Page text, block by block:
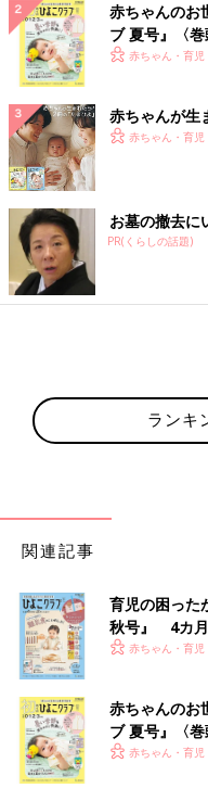
神経の過剰な刺激を抑制
呼吸が可能になるので、
クスさせやすくなります
などにもつながるので、メ
ょう。(※1)
呼吸が楽になる
呼吸筋が硬く肺の機能が低
めず、呼吸が浅くなったり
す。呼吸筋ストレッチによ
が伸縮しやすくなるため、
より、日常的な呼吸のし
ここからは、具体的な呼
イスや床に座りながらで
赤ちゃんのお
ブ 夏号』〈
く！ おっぱ
赤ちゃん・育児
赤ちゃんが生
赤ちゃん・育児
お墓の撤去に
PR(くらしの話題)
ランキ
関連記事
育児の困った
秋号』 4カ月
いっぱい！
赤ちゃん・育児
赤ちゃんのお
ブ 夏号』〈
く！ おっぱ
赤ちゃん・育児